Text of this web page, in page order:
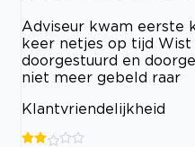
Adviseur kwam eerste
keer netjes op tijd
doorgestuurd en
niet meer gebeld raar
Klantvriendelijkheid